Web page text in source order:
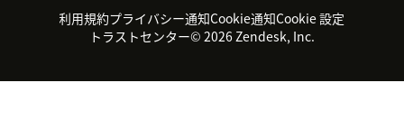
カスタマーポータル
トライアル体験とFAQ
サステナビリティレポート
Zendesk Foundation
CX Trends 2026
製品のアップデート情報
カスタマーサポートツール
ヘルプデスク向けチケット管
利用規約プライバシー通知Cookie通知Cookie 設定
トラストセンター© 2026 Zendesk, Inc.